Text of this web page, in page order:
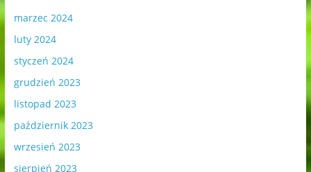
marzec 2024
luty 2024
styczeń 2024
grudzień 2023
listopad 2023
październik 2023
wrzesień 2023
sierpień 2023